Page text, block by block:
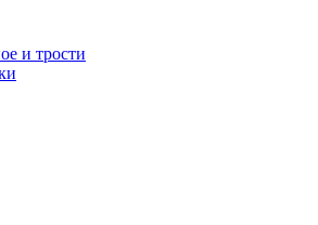
и трости